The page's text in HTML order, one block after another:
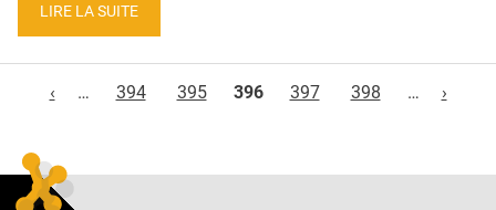
LIRE LA SUITE
‹
… 394 395 396 397 398 … ›